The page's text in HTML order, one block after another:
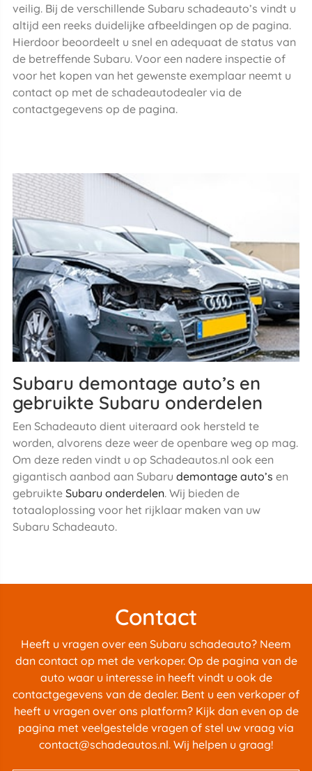
veilig. Bij de verschillende Subaru schadeauto’s vindt u
altijd een reeks duidelijke afbeeldingen op de pagina.
Hierdoor beoordeelt u snel en adequaat de status van
de betreffende Subaru. Voor een nadere inspectie of
voor het kopen van het gewenste exemplaar neemt u
contact op met de schadeautodealer via de
contactgegevens op de pagina.
Subaru demontage auto’s en
gebruikte Subaru onderdelen
Een Schadeauto dient uiteraard ook hersteld te
worden, alvorens deze weer de openbare weg op mag.
Om deze reden vindt u op Schadeautos.nl ook een
gigantisch aanbod aan Subaru demontage auto’s en
gebruikte Subaru onderdelen. Wij bieden de
totaaloplossing voor het rijklaar maken van uw
Subaru Schadeauto.
Contact
Heeft u vragen over een Subaru schadeauto? Neem
dan contact op met de verkoper. Op de pagina van de
auto waar u interesse in heeft vindt u ook de
contactgegevens van de dealer. Bent u een verkoper of
heeft u vragen over ons platform? Kijk dan even op de
pagina met veelgestelde vragen of stel uw vraag via
contact@schadeautos.nl. Wij helpen u graag!